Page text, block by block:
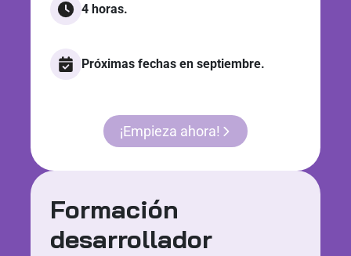
4 horas.
Próximas fechas en septiembre.
¡Empieza ahora!
Formación
desarrollador